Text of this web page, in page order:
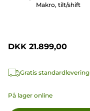
Makro, tilt/shift
DKK 21.899,00
Gratis standardlevering
På lager online